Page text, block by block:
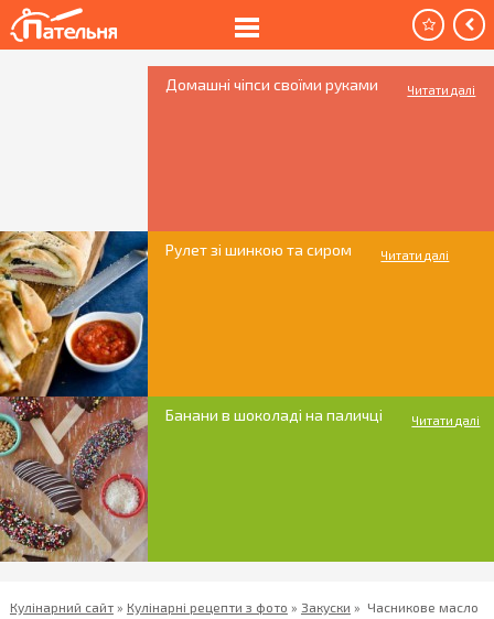
Домашні чіпси своїми руками Читати далі
Рулет зі шинкою та сиром Читати далі
Банани в шоколаді на паличці Читати далі
Кулінарний сайт» Кулінарні рецепти з фото » Закуски » Часникове масло